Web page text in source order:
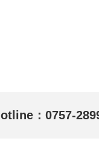
： 0757-